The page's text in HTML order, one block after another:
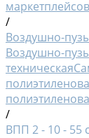
маркетплейсов
/
Воздушно-
Воздушно-
техническая
/
ВПП 2 - 10 - 55